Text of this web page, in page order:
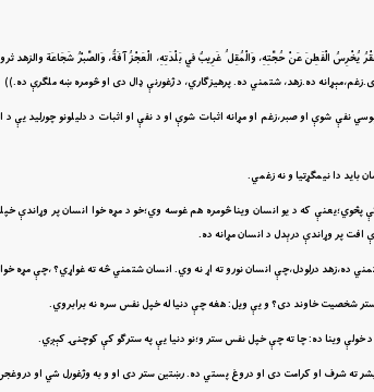
يُخْرِسُ الْفَطِنَ عَنْ حُجَّتِهِ، وَالْمُقِل ُ غَرِيبٌ فِي بَلْدَتِهِ، الْعَجْزُ آفَةٌ، وَالصَّبْرُ شَجَاعَة
ده.زهد، شتمني ده. پرهيزګاري، د ژغورنې ډال دى او څومره ښه ملګرې ده.))
بېوسي نفې شوې او صبر،زغم او مړانه اثبات شوې او د نفې او اثبات د دليلونو
بايد دا نيمګړتيا و نه زغمي.
پڅوي؛يعنې که د يو انسان وينا څومره هم غوسه وي؛خو د مړه خوا انسان پر
پر وړاندې درېدل د انسان مړانه ده.
ده،زهد درلودل،چې انسان نورو ته اړ نه وي. انسان شتمني څه ته غواړي؟ ،چې مړه
شخصيت خاوند دى؟ و يې ويل: هغه چې دنيا له خپل نفس سره نه برابروي.
خولې وينا ده: چا ته چې خپل نفس ستر و؛نو دنيا يې په سترګو کې کوچنۍ کېږي.